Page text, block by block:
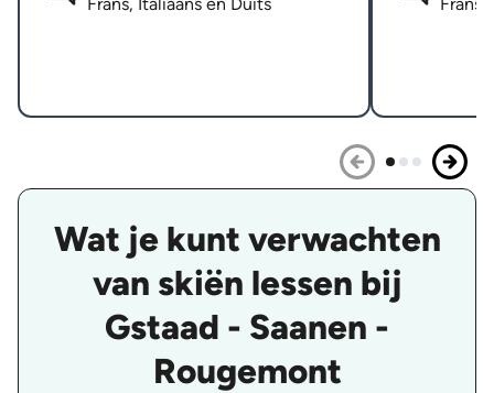
Frans, Italiaans en Duits
Frans,
Wat je kunt verwachten
van skiën lessen bij
Gstaad - Saanen -
Rougemont